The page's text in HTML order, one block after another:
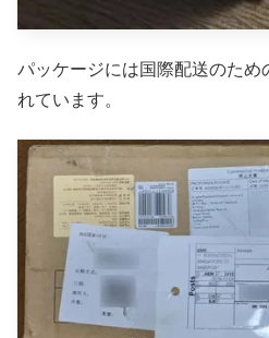
パッケージには国際配送のため
れています。